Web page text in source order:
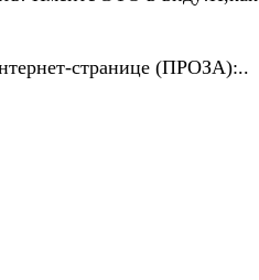
странице (ПРОЗА):..